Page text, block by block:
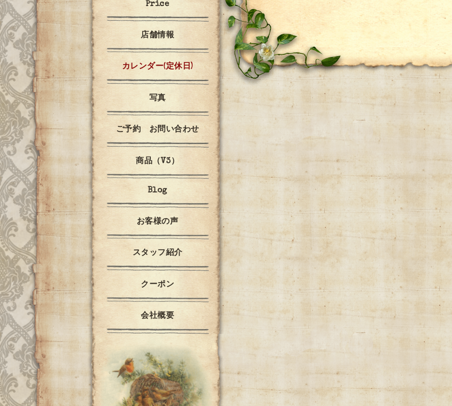
Price
店舗情報
カレンダー(定休日)
写真
ご予約 お問い合わせ
商品（V3）
Blog
お客様の声
スタッフ紹介
クーポン
会社概要